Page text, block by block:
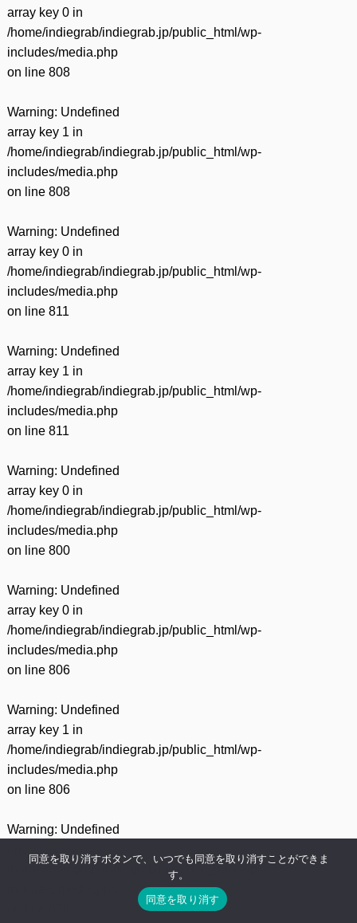
array key 0 in
/home/indiegrab/indiegrab.jp/public_html/wp-
includes/media.php
on line 808
Warning: Undefined
array key 1 in
/home/indiegrab/indiegrab.jp/public_html/wp-
includes/media.php
on line 808
Warning: Undefined
array key 0 in
/home/indiegrab/indiegrab.jp/public_html/wp-
includes/media.php
on line 811
Warning: Undefined
array key 1 in
/home/indiegrab/indiegrab.jp/public_html/wp-
includes/media.php
on line 811
Warning: Undefined
array key 0 in
/home/indiegrab/indiegrab.jp/public_html/wp-
includes/media.php
on line 800
Warning: Undefined
array key 0 in
/home/indiegrab/indiegrab.jp/public_html/wp-
includes/media.php
on line 806
Warning: Undefined
array key 1 in
/home/indiegrab/indiegrab.jp/public_html/wp-
includes/media.php
on line 806
Warning: Undefined
/home/indiegrab/indiegrab.jp/public_html/wp-
同意を取り消すボタンで、いつでも同意を取り消すことができま
す。
同意を取り消す